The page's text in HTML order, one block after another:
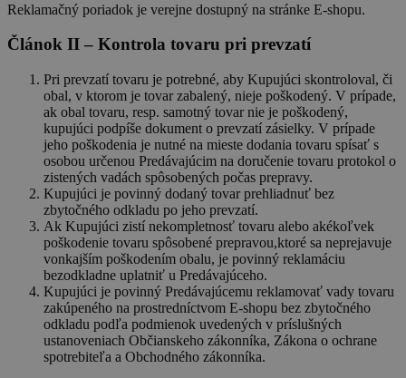
Reklamačný poriadok je verejne dostupný na stránke E-shopu.
Článok II – Kontrola tovaru pri prevzatí
Pri prevzatí tovaru je potrebné, aby Kupujúci skontroloval, či
obal, v ktorom je tovar zabalený, nieje poškodený. V prípade,
ak obal tovaru, resp. samotný tovar nie je poškodený,
kupujúci podpíše dokument o prevzatí zásielky. V prípade
jeho poškodenia je nutné na mieste dodania tovaru spísať s
osobou určenou Predávajúcim na doručenie tovaru protokol o
zistených vadách spôsobených počas prepravy.
Kupujúci je povinný dodaný tovar prehliadnuť bez
zbytočného odkladu po jeho prevzatí.
Ak Kupujúci zistí nekompletnosť tovaru alebo akékoľvek
poškodenie tovaru spôsobené prepravou,ktoré sa neprejavuje
vonkajším poškodením obalu, je povinný reklamáciu
bezodkladne uplatniť u Predávajúceho.
Kupujúci je povinný Predávajúcemu reklamovať vady tovaru
zakúpeného na prostredníctvom E-shopu bez zbytočného
odkladu podľa podmienok uvedených v príslušných
ustanoveniach Občianskeho zákonníka, Zákona o ochrane
spotrebiteľa a Obchodného zákonníka.